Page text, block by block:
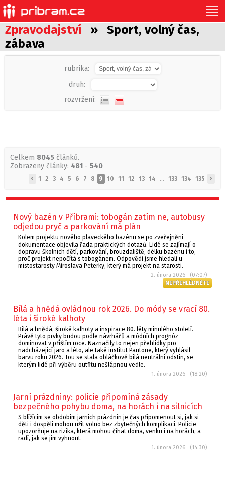
Zpravodajství » Sport, volný čas,
zábava
rubrika:
druh:
rozvržení:
Celkem 8045 článků.
Zobrazeny články: 481 - 540
‹ 1 2 3 4 5 6 7 8 9 10 11 12 13 14 ... 133 134 135 ›
Nový bazén v Příbrami: tobogán zatím ne, autobusy
odjedou pryč a parkování má plán
Kolem projektu nového plaveckého bazénu se po zveřejnění
dokumentace objevila řada praktických dotazů. Lidé se zajímají o
dopravu školních dětí, parkování, brouzdaliště, délku bazénu i to,
proč projekt nepočítá s tobogánem. Odpovědi jsme hledali u
místostarosty Miroslava Peterky, který má projekt na starosti.
2. února 2026 (07:07)
NEPŘEHLÉDNĚTE
Bílá a hnědá ovládnou rok 2026. Do módy se vrací 80.
léta i široké kalhoty
Bílá a hnědá, široké kalhoty a inspirace 80. léty minulého století.
Právě tyto prvky budou podle návrhářů a módních prognóz
dominovat v příštím roce. Naznačily to nejen přehlídky pro
nadcházející jaro a léto, ale také institut Pantone, který vyhlásil
barvu roku 2026. Tou se stala obláčkově bílá neutrální odstín, se
kterým lidé při výběru outfitu nešlápnou vedle.
1. února 2026 (18:20)
Jarní prázdniny: policie připomíná zásady
bezpečného pohybu doma, na horách i na silnicích
S blížícím se obdobím jarních prázdnin je čas připomenout si, jak si
děti i dospělí mohou užít volno bez zbytečných komplikací. Policie
upozorňuje na rizika, která mohou číhat doma, venku i na horách, a
radí, jak se jim vyhnout.
1. února 2026 (14:30)